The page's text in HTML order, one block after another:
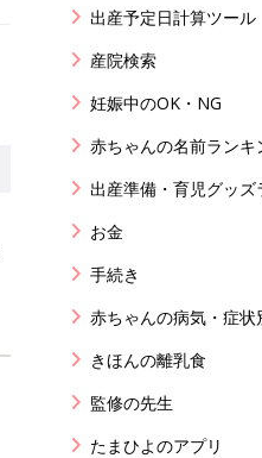
出産予定日計算ツール
産院検索
妊娠中のOK・NG
赤ちゃんの名前ランキ
出産準備・育児グッズ
お金
手続き
赤ちゃんの病気・症状
きほんの離乳食
監修の先生
たまひよのアプリ